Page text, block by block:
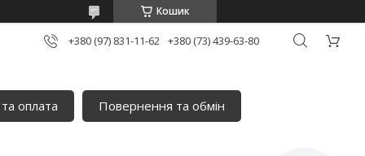
Кошик
+380 (97) 831-11-62 +380 (73) 439-63-80
оплата Повернення та обмін